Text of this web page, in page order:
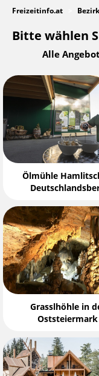
Freizeitinfo.at Bezirk
Bitte wählen
Alle
Ölmühle
Grasslhöhle in
Oststeiermark